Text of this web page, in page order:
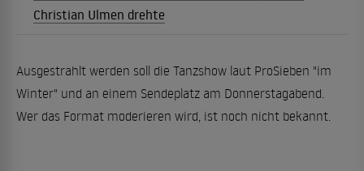
Christian Ulmen drehte
Ausgestrahlt werden soll die Tanzshow laut ProSieben "im
Winter" und an einem Sendeplatz am Donnerstagabend.
Wer das Format moderieren wird, ist noch nicht bekannt.